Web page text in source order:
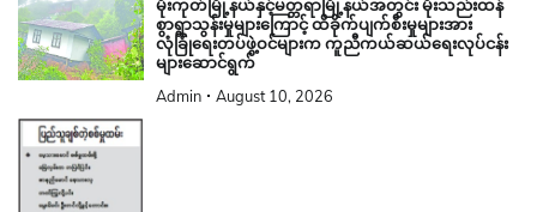
မိုးကုတ်မြို့နယ်နှင့်မတ္တရာမြို့နယ်အတွင်း မိုးသည်းထန်
စွာရွာသွန်းမှုများကြောင့် ထိခိုက်ပျက်စီးမှုများအား
လုံခြုံရေးတပ်ဖွဲ့ဝင်များက ကူညီကယ်ဆယ်ရေးလုပ်ငန်း
များဆောင်ရွက်
Admin August 10, 2026